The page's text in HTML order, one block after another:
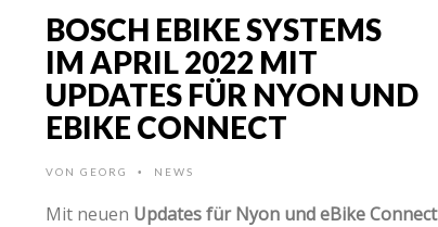
BOSCH EBIKE SYSTEMS
IM APRIL 2022 MIT
UPDATES FÜR NYON UND
EBIKE CONNECT
VON GEORG • NEWS
Mit neuen Updates für Nyon und eBike Connect